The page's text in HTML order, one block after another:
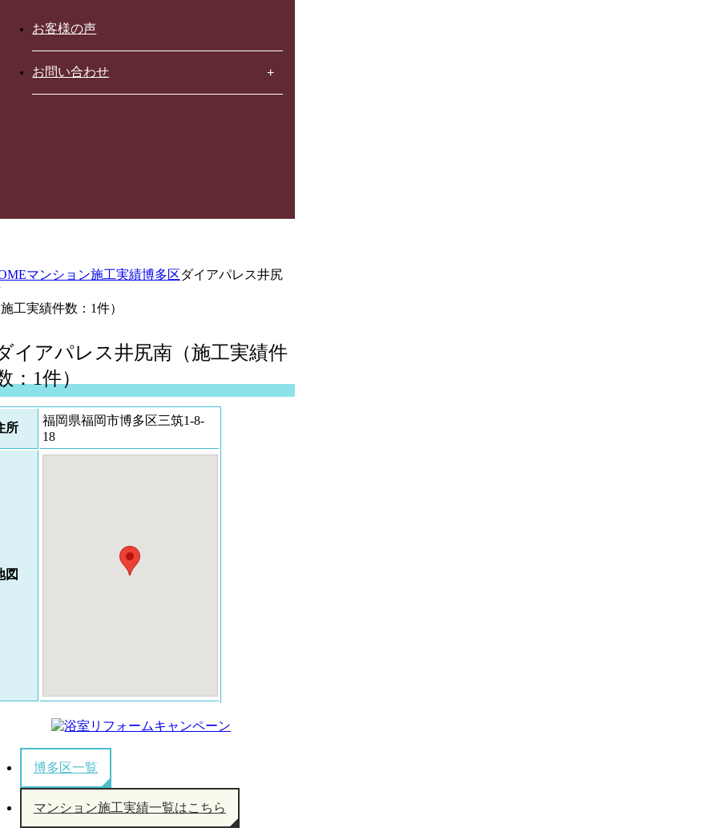
お客様の声
お問い合わせ
マンション施工実績博多区ダイアパレス井尻
工実績件数：1件）
イアパレス井尻南（施工実績件
：1件）
所
福岡県福岡市博多区三筑1-8-
18
図
博多区一覧
マンション施工実績一覧はこちら